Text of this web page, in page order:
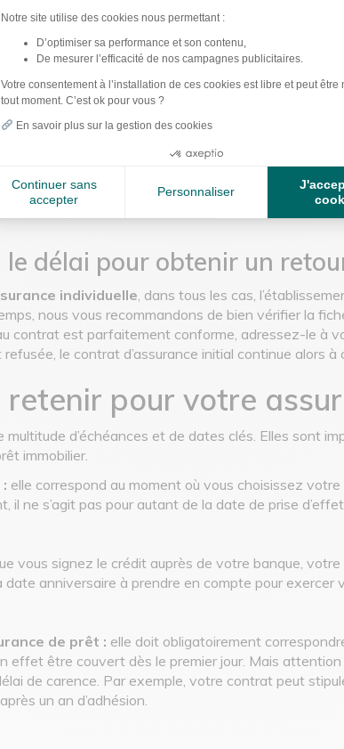
?
devez respecter un délai de
aussi un facteur
le changement
Comment
Les
groupe, ou à
le délai pour obtenir un
individuelle , dans tous les cas,
nous vous recommandons de bien vérifier la
contrat est parfaitement conforme, adressez-le à
le contrat d’assurance initial continue alors à
pour votre
d’échéances et de dates clés. Elles sont
immobilier.
elle correspond au moment où vous choisissez votre
il ne s’agit pas pour autant de la date de prise
vous signez le crédit auprès de votre banque, votre
anniversaire à prendre en compte pour exercer
de prêt : elle doit obligatoirement
effet être couvert dès le premier jour. Mais
de carence. Par exemple, votre contrat peut
un an d’adhésion.
Notre site utilise des cookies nous permettant :
D’optimiser sa performance et son contenu,
De mesurer l’efficacité de nos campagnes publicitaires.
Votre consentement à l’installation de ces cookies est libre et peut être
tout moment. C’est ok pour vous ?
En savoir plus sur la gestion des cookies
Continuer sans
accepter
Personnaliser